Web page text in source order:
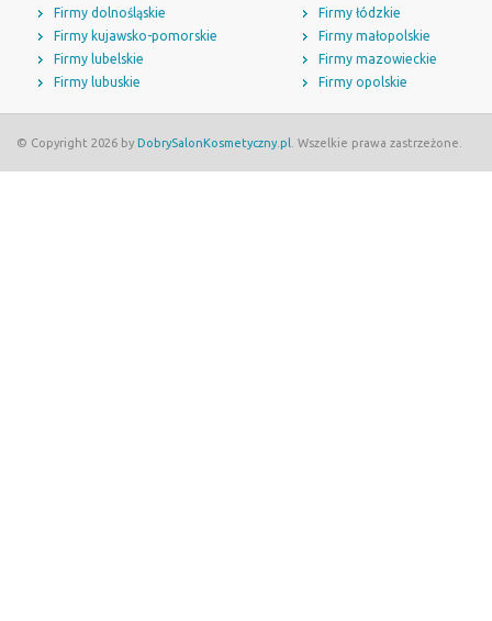
Firmy dolnośląskie
Firmy kujawsko-pomorskie
Firmy lubelskie
Firmy lubuskie
Firmy łódzkie
Firmy małopolskie
Firmy mazowieckie
Firmy opolskie
© Copyright 2026 by DobrySalonKosmetyczny.pl . Wszelkie prawa zastrzeżone.